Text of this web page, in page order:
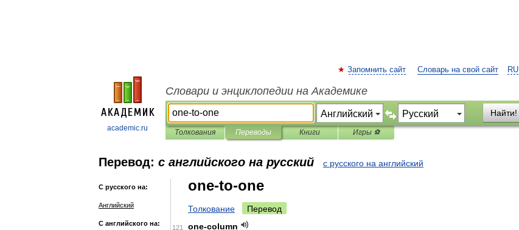
academic.ru
RU
Запомнить сайт Словарь на свой сайт
Словари и энциклопедии на Академике
Найти!
Толкования Переводы Книги Игры ⚽
Перевод: с английского на русский с русского на английский
С русского на:
Английский
С английского на:
one-to-one
Толкование Перевод
121 one-column